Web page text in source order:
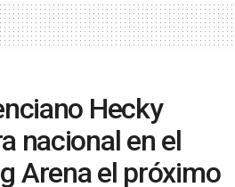
Hecky
nacional en el
Arena el próximo